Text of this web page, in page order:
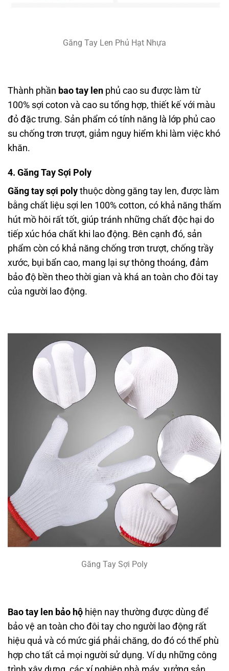
Găng Tay Len Phủ Hạt Nhựa
Thành phần bao tay len phủ cao su được làm từ
100% sợi coton và cao su tổng hợp, thiết kế với màu
đỏ đặc trưng. Sản phẩm có tính năng là lớp phủ cao
su chống trơn trượt, giảm nguy hiểm khi làm việc khó
khăn.
4. Găng Tay Sợi Poly
Găng tay sợi polythuộc dòng găng tay len, được làm
bằng chất liệu sợi len 100% cotton, có khả năng thấm
hút mồ hôi rất tốt, giúp tránh những chất độc hại do
tiếp xúc hóa chất khi lao động. Bên cạnh đó, sản
phẩm còn có khả năng chống trơn trượt, chống trầy
xước, bụi bẩn cao, mang lại sự thông thoáng, đảm
bảo độ bền theo thời gian và khá an toàn cho đôi tay
của người lao động.
Găng Tay Sợi Poly
Bao tay len bảo hộ hiện nay thường được dùng để
bảo vệ an toàn cho đôi tay cho người lao động rất
hiệu quả và có mức giá phải chăng, do đó có thể phù
hợp cho tất cả mọi người sử dụng. Ví dụ những công